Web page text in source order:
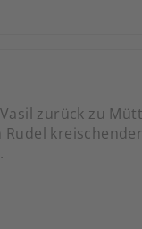
zurück zu